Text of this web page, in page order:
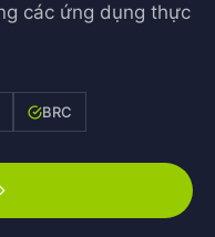
các ứng dụng thực
BRC